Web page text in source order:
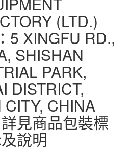
(LTD.)
5 XINGFU RD.,
SHISHAN
PARK,
DISTRICT,
CITY, CHINA
見商品包裝標
說明